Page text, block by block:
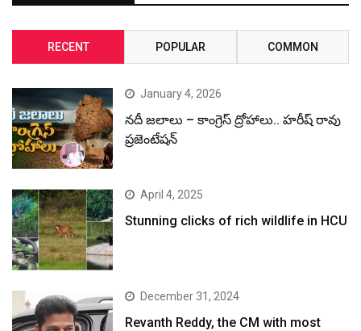
RECENT POPULAR COMMON
January 4, 2026
నదీ జలాలు – కాంగ్రెస్ ద్రోహాలు.. హరీష్ రావు
ప్రజెంటేషన్
April 4, 2025
Stunning clicks of rich wildlife in HCU
December 31, 2024
Revanth Reddy, the CM with most